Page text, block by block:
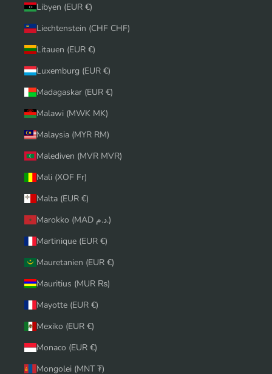
Libyen (EUR €)
Liechtenstein (CHF CHF)
Litauen (EUR €)
Luxemburg (EUR €)
Madagaskar (EUR €)
Malawi (MWK MK)
Malaysia (MYR RM)
Malediven (MVR MVR)
Mali (XOF Fr)
Malta (EUR €)
Marokko (MAD د.م.)
Martinique (EUR €)
Mauretanien (EUR €)
Mauritius (MUR ₨)
Mayotte (EUR €)
Mexiko (EUR €)
Monaco (EUR €)
Mongolei (MNT ₮)